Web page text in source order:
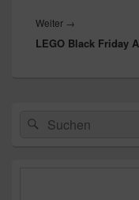
Weiter →
Beitrag:
LEGO Black Friday
Seitenleisten-
SuchenSuchen